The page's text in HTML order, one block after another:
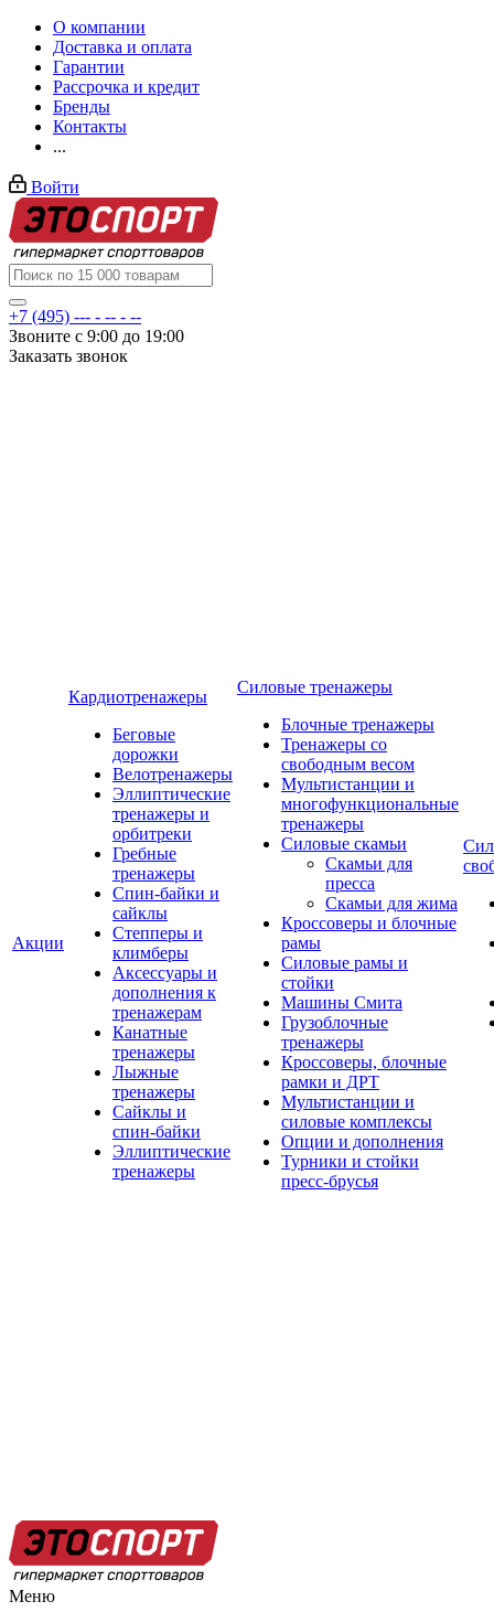
О компании
Доставка и оплата
Гарантии
Рассрочка и кредит
Бренды
Контакты
...
Войти
+7 (495) --- - -- - --
Звоните с 9:00 до 19:00
Заказать звонок
Акции
Кардиотренажеры
Беговые
дорожки
Велотренажеры
Эллиптические
тренажеры и
орбитреки
Гребные
тренажеры
Спин-байки и
сайклы
Степперы и
климберы
Аксессуары и
дополнения к
тренажерам
Канатные
тренажеры
Лыжные
тренажеры
Сайклы и
спин-байки
Эллиптические
тренажеры
Силовые тренажеры
Блочные тренажеры
Тренажеры со
свободным весом
Мультистанции и
многофункциональные
тренажеры
Силовые скамьи
Скамьи для
пресса
Скамьи для жима
Кроссоверы и блочные
рамы
Силовые рамы и
стойки
Машины Смита
Грузоблочные
тренажеры
Кроссоверы, блочные
рамки и ДРТ
Мультистанции и
силовые комплексы
Опции и дополнения
Турники и стойки
пресс-брусья
Меню